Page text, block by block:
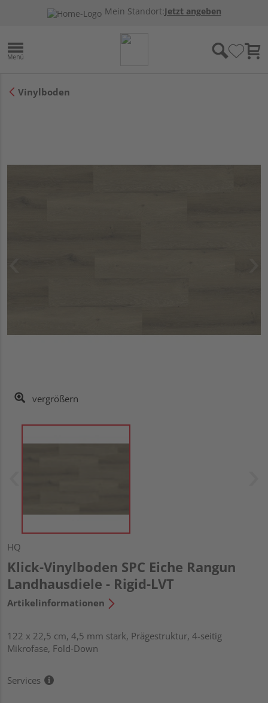
Mein Standort:Jetzt angeben
Vinylboden
vergrößern
HQ
Klick-Vinylboden SPC Eiche Rangun
Landhausdiele - Rigid-LVT
Artikelinformationen
122 x 22,5 cm, 4,5 mm stark, Prägestruktur, 4-seitig
Mikrofase, Fold-Down
Services